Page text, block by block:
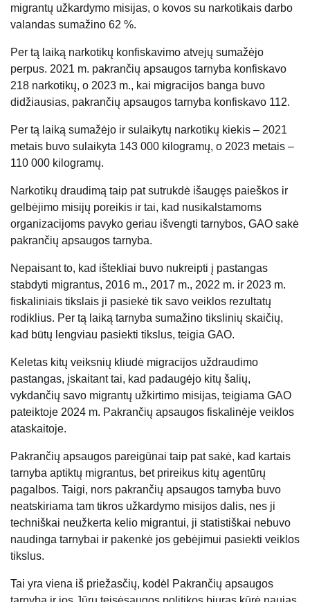
migrantų užkardymo misijas, o kovos su narkotikais darbo
valandas sumažino 62 %.
Per tą laiką narkotikų konfiskavimo atvejų sumažėjo
perpus. 2021 m. pakrančių apsaugos tarnyba konfiskavo
218 narkotikų, o 2023 m., kai migracijos banga buvo
didžiausias, pakrančių apsaugos tarnyba konfiskavo 112.
Per tą laiką sumažėjo ir sulaikytų narkotikų kiekis – 2021
metais buvo sulaikyta 143 000 kilogramų, o 2023 metais –
110 000 kilogramų.
Narkotikų draudimą taip pat sutrukdė išaugęs paieškos ir
gelbėjimo misijų poreikis ir tai, kad nusikalstamoms
organizacijoms pavyko geriau išvengti tarnybos, GAO sakė
pakrančių apsaugos tarnyba.
Nepaisant to, kad ištekliai buvo nukreipti į pastangas
stabdyti migrantus, 2016 m., 2017 m., 2022 m. ir 2023 m.
fiskaliniais tikslais ji pasiekė tik savo veiklos rezultatų
rodiklius. Per tą laiką tarnyba sumažino tikslinių skaičių,
kad būtų lengviau pasiekti tikslus, teigia GAO.
Keletas kitų veiksnių kliudė migracijos uždraudimo
pastangas, įskaitant tai, kad padaugėjo kitų šalių,
vykdančių savo migrantų užkirtimo misijas, teigiama GAO
pateiktoje 2024 m. Pakrančių apsaugos fiskalinėje veiklos
ataskaitoje.
Pakrančių apsaugos pareigūnai taip pat sakė, kad kartais
tarnyba aptiktų migrantus, bet prireikus kitų agentūrų
pagalbos. Taigi, nors pakrančių apsaugos tarnyba buvo
neatskiriama tam tikros užkardymo misijos dalis, nes ji
techniškai neužkerta kelio migrantui, ji statistiškai nebuvo
naudinga tarnybai ir pakenkė jos gebėjimui pasiekti veiklos
tikslus.
Tai yra viena iš priežasčių, kodėl Pakrančių apsaugos